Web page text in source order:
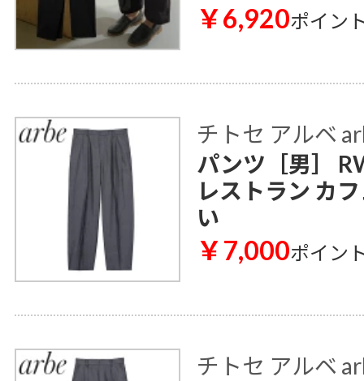
￥6,920ポイン
チトセ アルベ
パンツ［男］
レストラン カ
い
￥7,000ポイン
チトセ アルベ